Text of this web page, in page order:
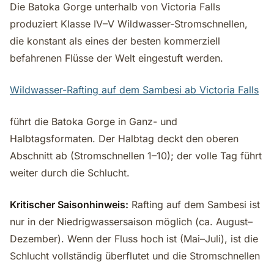
Die Batoka Gorge unterhalb von Victoria Falls
produziert Klasse IV–V Wildwasser-Stromschnellen,
die konstant als eines der besten kommerziell
befahrenen Flüsse der Welt eingestuft werden.
Wildwasser-Rafting auf dem Sambesi ab Victoria Falls
führt die Batoka Gorge in Ganz- und
Halbtagsformaten. Der Halbtag deckt den oberen
Abschnitt ab (Stromschnellen 1–10); der volle Tag führt
weiter durch die Schlucht.
Kritischer Saisonhinweis: Rafting auf dem Sambesi ist
nur in der Niedrigwassersaison möglich (ca. August–
Dezember). Wenn der Fluss hoch ist (Mai–Juli), ist die
Schlucht vollständig überflutet und die Stromschnellen